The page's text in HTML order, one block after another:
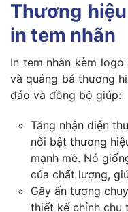
Thương
in tem nhãn
In tem nhãn kèm
và quảng bá thương
đáo và đồng bộ giúp:
Tăng nhận diện
nổi bật thương
mạnh mẽ. Nó
của chất lượng,
Gây ấn tượng
thiết kế chỉnh chu